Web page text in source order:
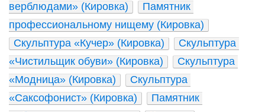
верблюдами» (Кировка)
Памятник
профессиональному нищему (Кировка)
Скульптура «Кучер» (Кировка)
Скульптура
«Чистильщик обуви» (Кировка)
Скульптура
«Модница» (Кировка)
Скульптура
«Саксофонист» (Кировка)
Памятник